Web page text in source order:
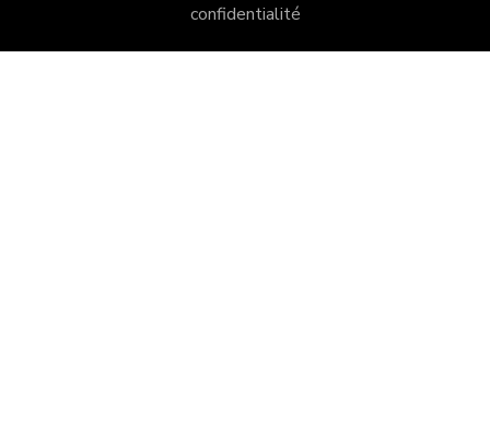
confidentialité